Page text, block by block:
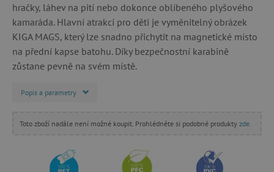
hračky, láhev na pití nebo dokonce oblíbeného plyšového
kamaráda. Hlavní atrakcí pro děti je vyměnitelný obrázek
KIGA MAGS, který lze snadno přichytit na magnetické místo
na přední kapse batohu. Díky bezpečnostní karabině
zůstane pevně na svém místě.
Popis a parametry
Toto zboží nadále není možné koupit. Prohlédněte si podobné produkty zde